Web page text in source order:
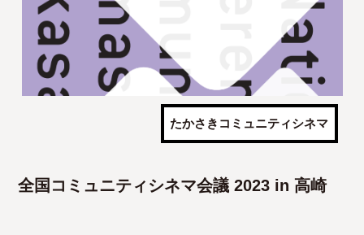
たかさきコミュニティシネマ
全国コミュニティシネマ会議 2023 in 高崎